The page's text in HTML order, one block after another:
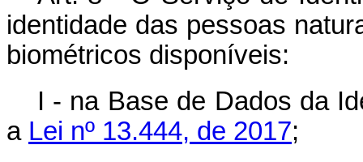
identidade das pessoas
biométricos disponíveis:
I - na Base de Dados da
a Lei nº 13.444, de 2017;